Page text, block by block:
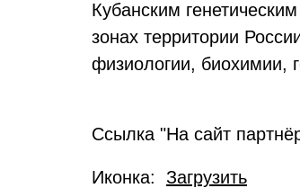
Кубанским
зонах территории
физиологии, биохимии,
Ссылка "На сайт
Иконка: Загрузить